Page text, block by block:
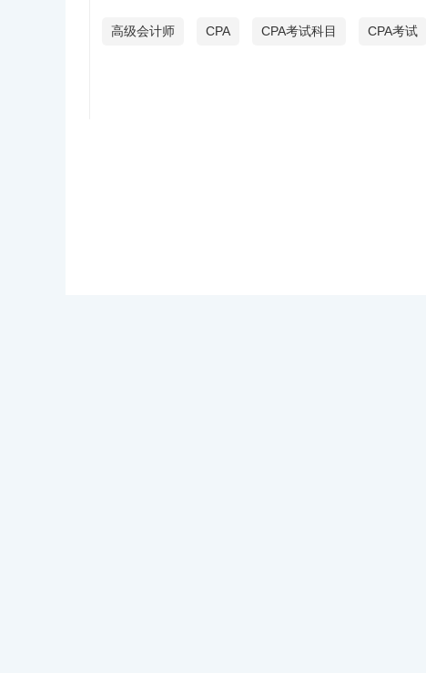
高级会计师 CPA CPA考试科目 CPA考试